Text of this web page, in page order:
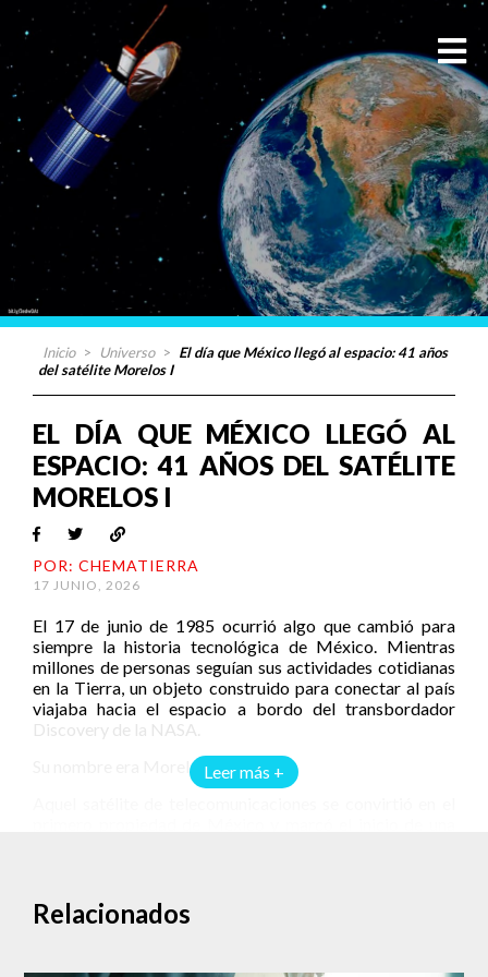
Inicio > Universo > El día que México llegó al espacio: 41 años
del satélite Morelos I
Leer más +
EL DÍA QUE MÉXICO LLEGÓ AL
ESPACIO: 41 AÑOS DEL SATÉLITE
MORELOS I
POR: CHEMATIERRA
17 JUNIO, 2026
El 17 de junio de 1985 ocurrió algo que cambió para
siempre la historia tecnológica de México. Mientras
millones de personas seguían sus actividades cotidianas
en la Tierra, un objeto construido para conectar al país
viajaba hacia el espacio a bordo del transbordador
Discovery de la NASA.
Su nombre era Morelos I.
Un país conectado desde el espacio
En la década de 1980, comunicarse a larga distancia no
Relacionados